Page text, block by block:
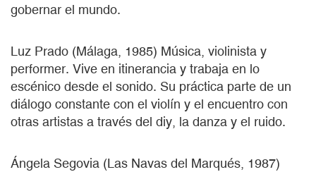
gobernar el mundo.
Luz Prado (Málaga, 1985) Música, violinista y
performer. Vive en itinerancia y trabaja en lo
escénico desde el sonido. Su práctica parte de un
diálogo constante con el violín y el encuentro con
otras artistas a través del diy, la danza y el ruido.
Ángela Segovia (Las Navas del Marqués, 1987)